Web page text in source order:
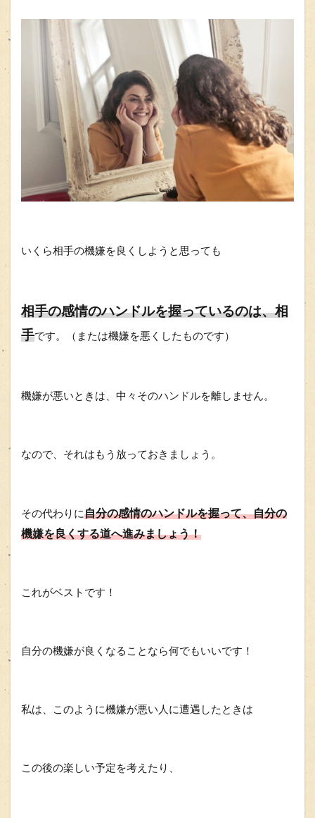
いくら相手の機嫌を良くしようと思っても
相手の感情のハンドルを握っているのは、相
手です。（または機嫌を悪くしたものです）
機嫌が悪いときは、中々そのハンドルを離しません。
なので、それはもう放っておきましょう。
その代わりに自分の感情のハンドルを握って、自分の
機嫌を良くする道へ進みましょう！
これがベストです！
自分の機嫌が良くなることなら何でもいいです！
私は、このように機嫌が悪い人に遭遇したときは
この後の楽しい予定を考えたり、